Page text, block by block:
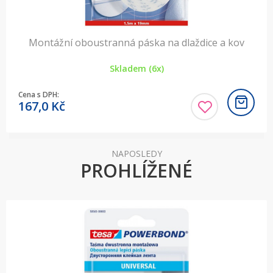
Montážní oboustranná páska na dlaždice a kov
Skladem (6x)
Cena s DPH:
167,0 Kč
NAPOSLEDY
PROHLÍŽENÉ